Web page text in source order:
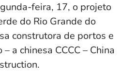
feira, 17, o projeto
do Rio Grande do
construtora de portos e
a chinesa CCCC – China